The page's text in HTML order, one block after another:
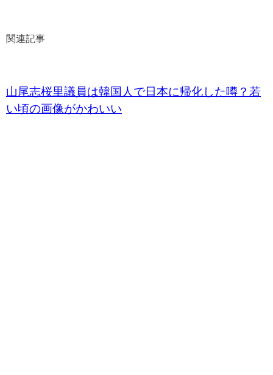
関連記事
山尾志桜里議員は韓国人で日本に帰化した噂？若
い頃の画像がかわいい